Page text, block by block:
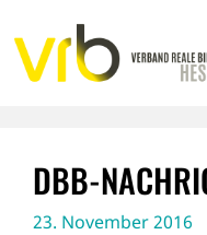
Inhalt
springen
DBB-
23. November 2016